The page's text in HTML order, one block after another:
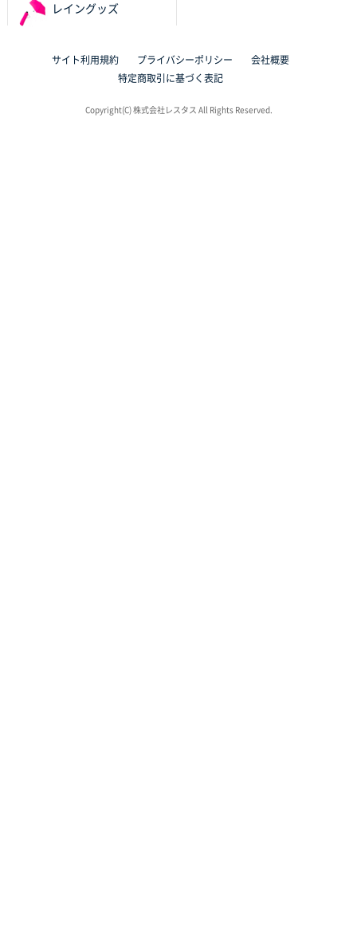
レイングッズ
サイト利用規約 プライバシーポリシー
会社概要
特定商取引に基づく表記
Copyright(C) 株式会社レスタス All Rights Reserved.